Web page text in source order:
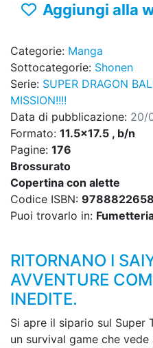
Aggiungi alla
Categorie: Manga
Sottocategorie: Shonen
Serie: SUPER DRAGON
MISSION!!!!
Data di pubblicazione: 20/
Formato: 11.5x17.5 , b/n
Pagine: 176
Brossurato
Copertina con alette
Codice ISBN:
Puoi trovarlo in:
RITORNANO I
AVVENTURE
INEDITE.
Si apre il sipario sul Super
un survival game che